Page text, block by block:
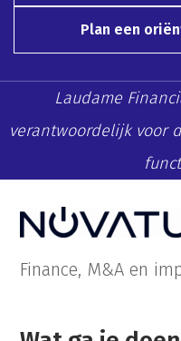
Plan een
Laudame
verantwoordelijk voor
Finance, M&A en